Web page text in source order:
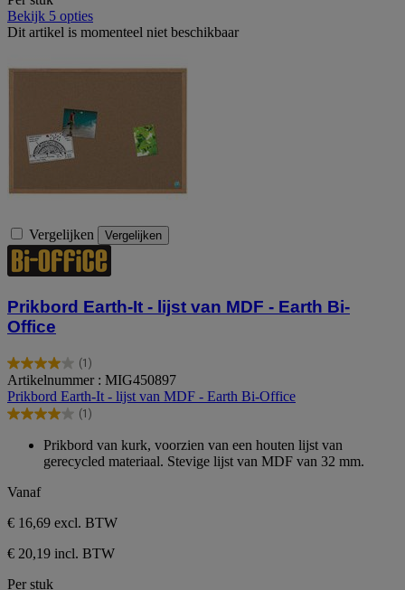
Bekijk 5 opties
Dit artikel is momenteel niet beschikbaar
Vergelijken Vergelijken
Prikbord Earth-It - lijst van MDF - Earth Bi-
Office
(1)
4.0
van
de
5
beoordeling
Artikelnummer : MIG450897
Prikbord Earth-It - lijst van MDF - Earth Bi-Office
(1)
4.0
sterren.
1
beoordeling
Prikbord van kurk, voorzien van een houten lijst van
gerecycled materiaal. Stevige lijst van MDF van 32 mm.
Vanaf
€ 16,69 excl. BTW
€ 20,19 incl. BTW
Per stuk